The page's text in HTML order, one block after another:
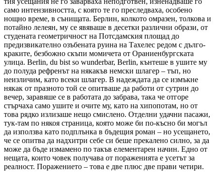
само интензивността, с която те го пре­следваха, особено
нощно време, в сънищата. Берлин, колкото омразен, толкова и
потайно лелеян, му се явяваше в десетки различни образи, от
студената геометричност на Потсдамския площад до
предизвикателно озъбената руина на Тахелес редом с дълго­
краките, безбожно скъпи момичета от Ораниенбургската
улица. Berlin, du bist so wunderbar, Berlin, кънтеше в ушите му
до полуда рефренът на някакъв немски шлагер – тъп, но
неизличим, като всеки шлагер. В надеждата да се измъкне
някак от празното той се опитваше да работи от сутрин до
вечер, заравяше се в работата до забрава, така че отгоре
стърчаха само ушите и очите му, като на хипопотам, но от
това рядко излизаше нещо смислено. Отделни удачни пасажи,
тук-там по някоя страница, която може би по-късно би могъл
да използва като подплънка в бъдещия роман – но усещането,
че се опитва да надхитри себе си беше прекалено силно, за да
може да бъде измамено по такъв елементарен начин. Едно от
нещата, които човек получава от пораженията е усетът за
реалност. Поражението – това е две плюс две прави четири.